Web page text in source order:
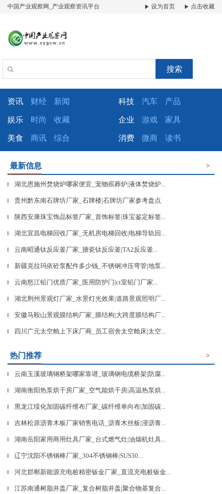
中国产业观察网_产业观察资讯平台 设为首页 点击收藏
搜索
资讯 财经 新闻 科技 汽车 产品
娱乐 时尚 收藏 企业 游戏 家具
美食 商讯 综合 消费 微商 读书
最新信息 >
▎ 湖北恩施州焚烧炉哪家便宜_宠物殡葬炉|液体焚烧炉...
▎ 贵州黔东南石牌坊厂家_石牌楼|石牌坊厂家参考盘点
▎ 陕西安康珠宝饰品标签厂家_首饰标签|珠宝鉴定标签...
▎ 湖北宜昌电梯回收厂家_无机房电梯回收|电梯导轨回...
▎ 云南昭通钛反应釜厂家_搪瓷钛反应釜|TA2反应釜...
▎ 新疆克拉玛依砼泵配件多少钱_不锈钢冲压弯管|地泵...
▎ 云南怒江铅门优质厂家_医用防护门|ct室铅门厂家...
▎ 湖北荆州景观灯厂家_水景灯光效果|道路景观照明厂...
▎ 安徽马鞍山景观膜结构厂家_膜结构|大跨度膜结构厂...
▎ 四川广元太空舱上下床厂商_员工宿舍太空舱床|太空...
热门推荐 >
▎ 云南玉溪玻璃钢桥架哪家靠谱_玻璃钢电缆桥架|防腐...
▎ 湖南衡阳热泵烘干房厂家_空气能烘干房|高温热泵烘...
▎ 黑龙江绥化加固碳纤维布厂家_碳纤维单向布|加固碳...
▎ 吉林松原沥青木板厂家销售电话_沥青木丝板|浸沥青...
▎ 湖南岳阳家用商用灶具厂家_台式燃气灶|油烟机灶具...
▎ 辽宁沈阳不锈钢棒厂家_304不锈钢棒|SUS30...
▎ 河北邯郸新能源充电桩精密钣金厂家_直流充电桩钣金...
▎ 江苏南通树脂井盖厂家_复合树脂井盖|聚合物基复合...